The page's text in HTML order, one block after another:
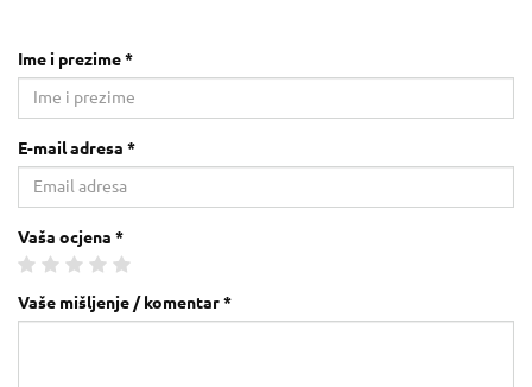
Ime i prezime *
E-mail adresa *
Vaša ocjena *
Vaše mišljenje / komentar *